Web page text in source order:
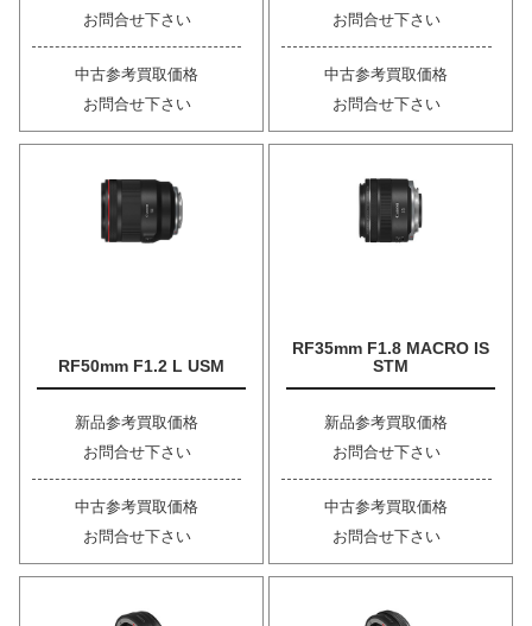
お問合せ下さい
中古参考買取価格
お問合せ下さい
お問合せ下さい
中古参考買取価格
お問合せ下さい
RF50mm F1.2 L USM
新品参考買取価格
お問合せ下さい
中古参考買取価格
お問合せ下さい
RF35mm F1.8 MACRO IS
STM
新品参考買取価格
お問合せ下さい
中古参考買取価格
お問合せ下さい